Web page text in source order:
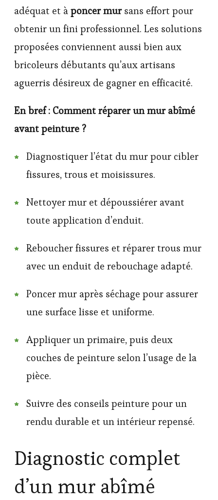
adéquat et àponcer mursans effort pour
obtenir un fini professionnel. Les solutions
proposées conviennent aussi bien aux
bricoleurs débutants qu’aux artisans
aguerris désireux de gagner en efficacité.
En bref : Comment réparer un mur abîmé
avant peinture ?
Diagnostiquer l’état du mur pour cibler
fissures, trous et moisissures.
Nettoyer mur et dépoussiérer avant
toute application d’enduit.
Reboucher fissures et réparer trous mur
avec un enduit de rebouchage adapté.
Poncer mur après séchage pour assurer
une surface lisse et uniforme.
Appliquer un primaire, puis deux
couches de peinture selon l’usage de la
pièce.
Suivre des conseils peinture pour un
rendu durable et un intérieur repensé.
Diagnostic complet
d’un mur abîmé